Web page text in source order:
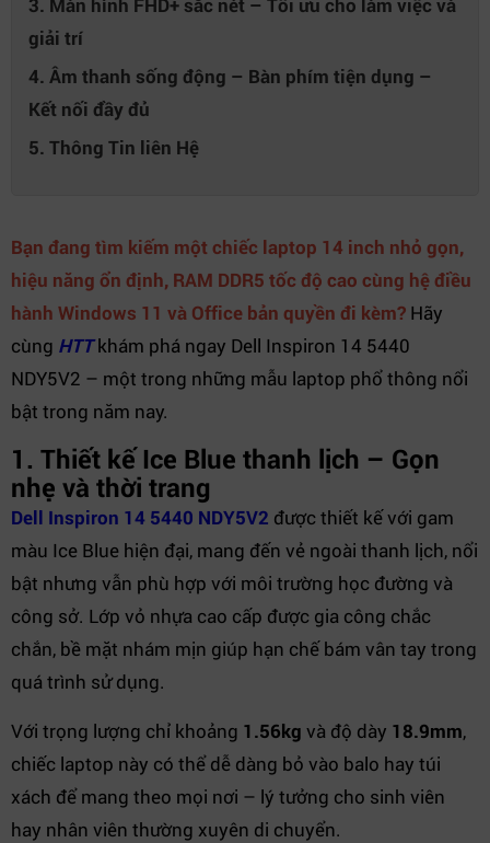
giải trí
4. Âm thanh sống động – Bàn phím tiện dụng –
Kết nối đầy đủ
5. Thông Tin liên Hệ
Bạn đang tìm kiếm một chiếc laptop 14 inch nhỏ gọn,
hiệu năng ổn định, RAM DDR5 tốc độ cao cùng hệ điều
hành Windows 11 và Office bản quyền đi kèm? Hãy
cùng HTTkhám phá ngay Dell Inspiron 14 5440
NDY5V2 – một trong những mẫu laptop phổ thông nổi
bật trong năm nay.
1. Thiết kế Ice Blue thanh lịch – Gọn
nhẹ và thời trang
Dell Inspiron 14 5440 NDY5V2 được thiết kế với gam
màu Ice Blue hiện đại, mang đến vẻ ngoài thanh lịch, nổi
bật nhưng vẫn phù hợp với môi trường học đường và
công sở. Lớp vỏ nhựa cao cấp được gia công chắc
chắn, bề mặt nhám mịn giúp hạn chế bám vân tay trong
quá trình sử dụng.
Với trọng lượng chỉ khoảng 1.56kg và độ dày 18.9mm,
chiếc laptop này có thể dễ dàng bỏ vào balo hay túi
xách để mang theo mọi nơi – lý tưởng cho sinh viên
hay nhân viên thường xuyên di chuyển.